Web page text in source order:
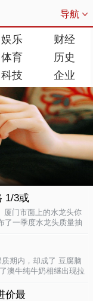
导航
娱乐
财经
体育
历史
科技 企业
1/3或
厦门市面上的水龙头你
了一季度水龙头质量抽
率53.3%涉及多个品
期内，却成了 豆腐脑
澳牛纯牛奶相继出现拉
昨日上午，林先生向长
价最